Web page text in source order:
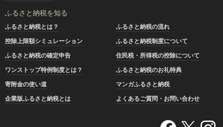
ふるさと納税を知る
ふるさと納税とは？
ふるさと納税の流れ
控除上限額シミュレーション
ふるさと納税制度について
ふるさと納税の確定申告
住民税・所得税の控除について
ワンストップ特例制度とは？
ふるさと納税のお礼特典
寄附金の使い道
マンガふるさと納税
企業版ふるさと納税とは
よくあるご質問・お問い合わせ